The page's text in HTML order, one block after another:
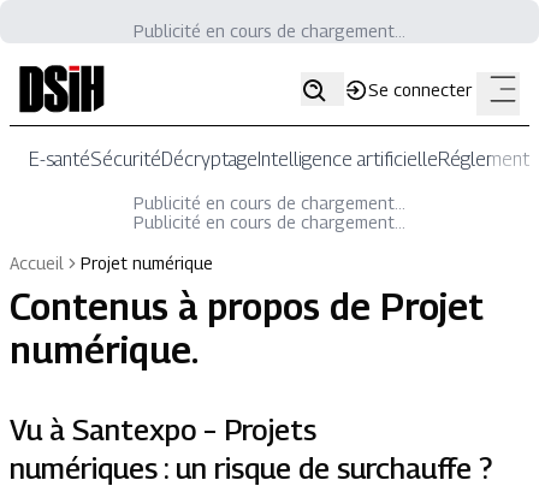
Publicité en cours de chargement...
Se connecter
E-santéSécuritéDécryptageIntelligence artificielle
Publicité en cours de chargement...
Publicité en cours de chargement...
Accueil
Projet numérique
Contenus à propos de Projet
numérique.
Vu à Santexpo – Projets
numériques : un risque de surchauffe ?